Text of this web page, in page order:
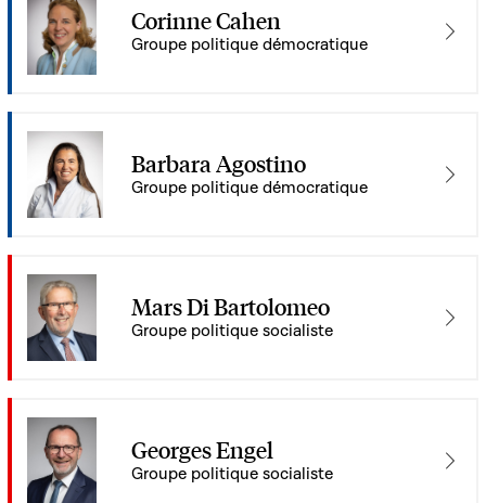
Corinne Cahen
Groupe politique démocratique
Barbara Agostino
Groupe politique démocratique
Mars Di Bartolomeo
Groupe politique socialiste
Georges Engel
Groupe politique socialiste